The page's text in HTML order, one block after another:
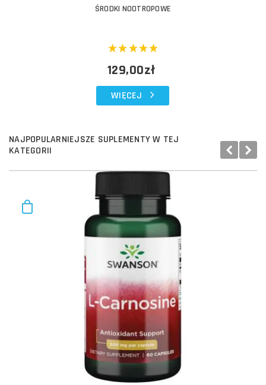
ŚRODKI NOOTROPOWE
129,00zł
WIĘCEJ
NAJPOPULARNIEJSZE SUPLEMENTY W TEJ
KATEGORII